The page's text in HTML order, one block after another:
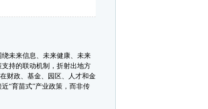
未来信息、未来健康、未来
持的联动机制，折射出地方
财政、基金、园区、人才和金
“育苗式”产业政策，而非传